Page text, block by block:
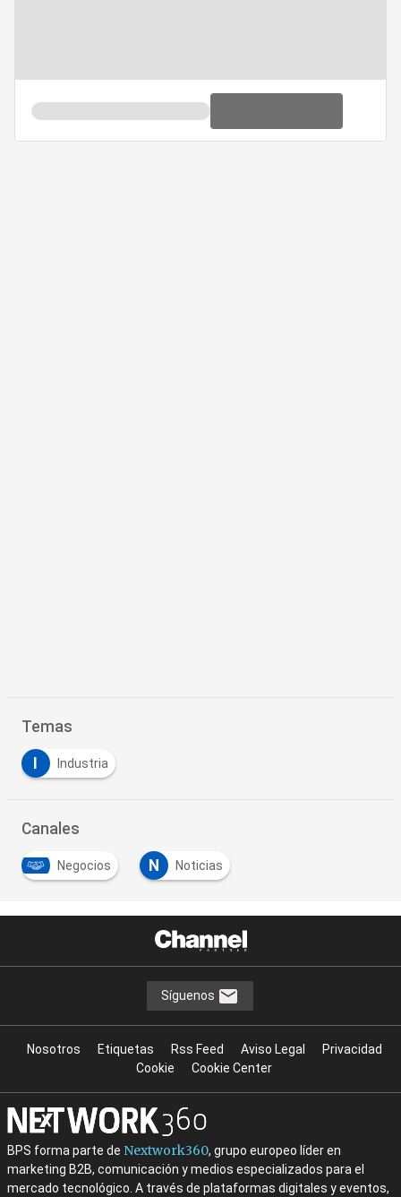
Temas
Industria
Canales
Negocios N Noticias
Síguenos
Nosotros Etiquetas Rss Feed Aviso Legal
Privacidad
Cookie
Cookie Center
BPS forma parte de Nextwork360, grupo europeo líder en
marketing B2B, comunicación y medios especializados para el
mercado tecnológico. A través de plataformas digitales y eventos,